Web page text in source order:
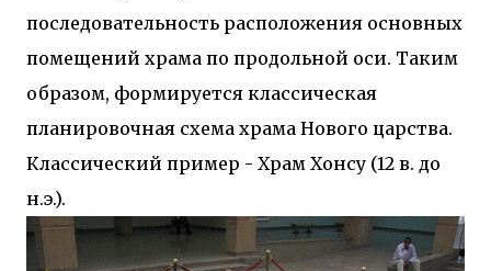
последовательность расположения основных
помещений храма по продольной оси. Таким
образом, формируется классическая
планировочная схема храма Нового царства.
Классический пример - Храм Хонсу (12 в. до
н.э.).